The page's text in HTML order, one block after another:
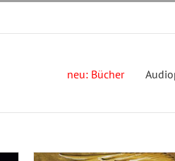
neu: Bücher